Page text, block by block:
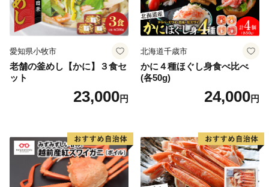
ご寄附の使い道として障がい者の皆様への支援をするの
ではなく、一歩進んだ直接的な取組みにより障がい者の
皆様の雇用を生み出しています。
〇ふるさと納税を通じて想いを届ける
全国の皆様からの応援のメッセージやご支援をいただい
ております。「震災の後、医療チームで来ました」「ボ
けでなく10年以上経った現在もずっと陸前高田を応援し
てくださる気持ちが大変ありがたく、大きな力をいただ
いております。
せっかくのご縁、これからは陸前高田が元気な姿と感謝
愛知県小牧市
老舗の釜めし【かに】３食セ
ット
23,000円
北海道千歳市
かに４種ほぐし身食べ比べ
(各50g)
24,000円